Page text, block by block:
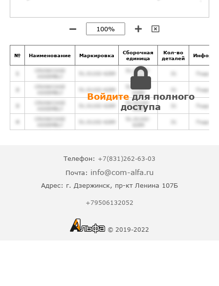
№ Наименование Маркировка
Сборочная
единица
Кол-во
деталей
51.01102-
6289
6289
Войдитедля полного
доступа
Телефон: +7(831)262-63-03
Почта: info@com-alfa.ru
Адрес: г. Дзержинск, пр-кт Ленина 107Б
+79506132052
© 2019-2022